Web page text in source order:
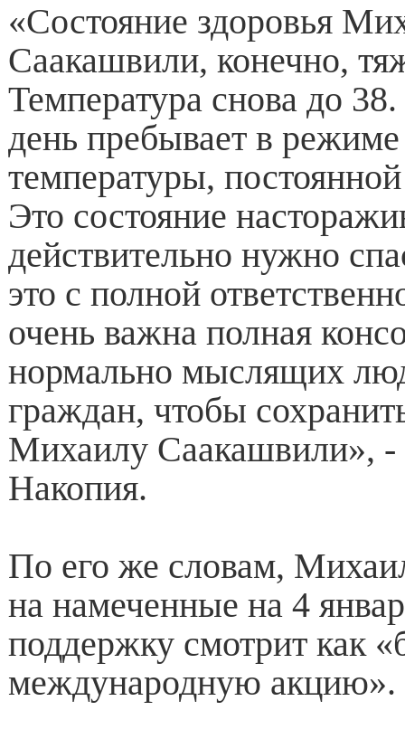
«Состояние здоровья
Саакашвили, конечно,
Температура снова до
день пребывает в
температуры,
Это состояние
действительно нужно
это с полной
очень важна полная
нормально мыслящих
граждан, чтобы
Михаилу Саакашвили», -
Накопия.
По его же словам,
на намеченные на 4
поддержку смотрит как
международную акцию».